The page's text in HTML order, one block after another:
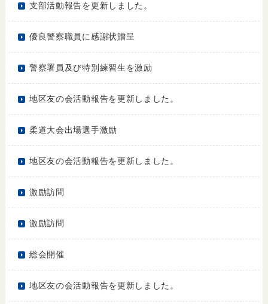
支部活動報告を更新しました。
優良警察職員に感謝状贈呈
警察署員及び特別練習生を激励
地区友の会活動報告を更新しました。
柔道大会出場選手激励
地区友の会活動報告を更新しました。
激励訪問
激励訪問
総会開催
地区友の会活動報告を更新しました。